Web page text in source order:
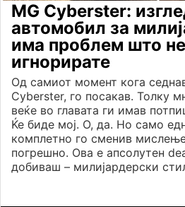
MG Cyberster:
автомобил за
има проблем што
игнорирате
Од самиот момент кога
Cyberster, го посакав. Толку
веќе во главата ги имав
Ќе биде мој. О, да. Но само
комплетно го сменив
погрешно. Ова е апсолутен
добиваш – милијардерски